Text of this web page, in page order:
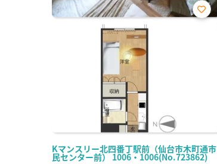
Kマンスリー北四番丁駅前（仙台市木町通市
民センター前） 1006・1006(No.723862)
お気